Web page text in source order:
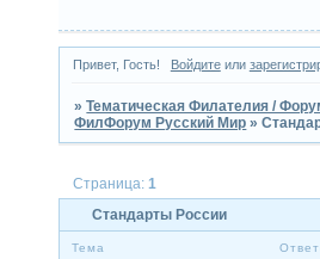
Привет, Гость! Войдитеили
»Тематическая Филателия /
ФилФорум Русский Мир »
Стандарты России
Страница:1
Тема